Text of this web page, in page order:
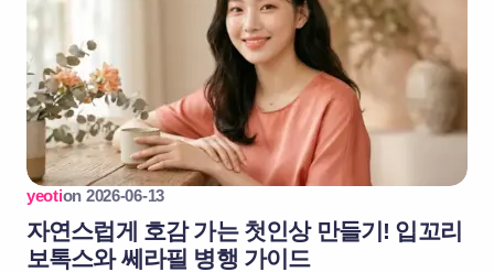
yeotion 2026-06-13
자연스럽게 호감 가는 첫인상 만들기! 입꼬리
보톡스와 쎄라필 병행 가이드